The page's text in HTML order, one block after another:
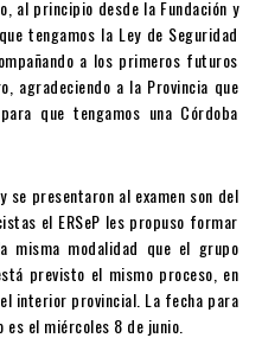
al principio desde la Fundación y
tengamos la Ley de Seguridad
a los primeros futuros
agradeciendo a la Provincia que
que tengamos una Córdoba
presentaron al examen son del
el ERSeP les propuso formar
modalidad que el grupo
previsto el mismo proceso, en
interior provincial. La fecha para
el miércoles 8 de junio.